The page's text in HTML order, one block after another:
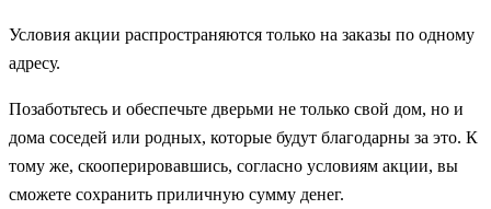
Условия акции распространяются только на заказы по одному
адресу.
Позаботьтесь и обеспечьте дверьми не только свой дом, но и
дома соседей или родных, которые будут благодарны за это. К
тому же, скооперировавшись, согласно условиям акции, вы
сможете сохранить приличную сумму денег.